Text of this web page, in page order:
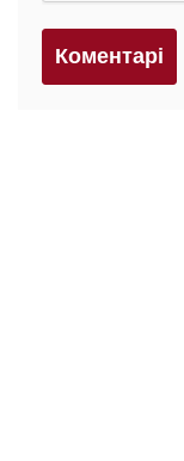
Коментарi